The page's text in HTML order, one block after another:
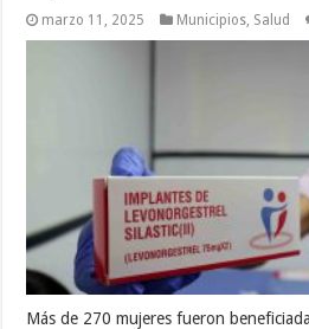
marzo 11, 2025 Municipios, Salud
Más de 270 mujeres fueron